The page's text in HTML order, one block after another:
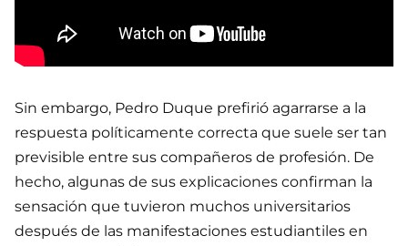
Sin embargo, Pedro Duque prefirió agarrarse a la
respuesta políticamente correcta que suele ser tan
previsible entre sus compañeros de profesión. De
hecho, algunas de sus explicaciones confirman la
sensación que tuvieron muchos universitarios
después de las manifestaciones estudiantiles en